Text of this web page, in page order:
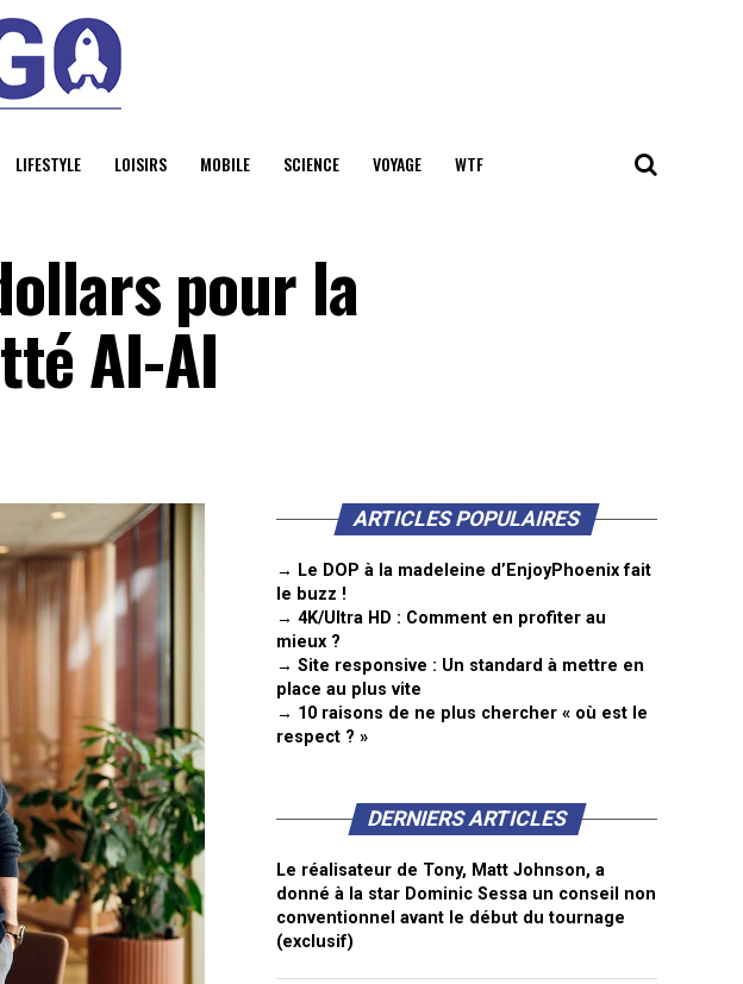
LIFESTYLE LOISIRS MOBILE SCIENCE VOYAGE WTF
pour la
AI-AI
ARTICLES POPULAIRES
→ Le DOP à la madeleine d’EnjoyPhoenix fait
le buzz !
→ 4K/Ultra HD : Comment en profiter au
mieux ?
→ Site responsive : Un standard à mettre en
place au plus vite
→ 10 raisons de ne plus chercher « où est le
respect ? »
DERNIERS ARTICLES
Le réalisateur de Tony, Matt Johnson, a
donné à la star Dominic Sessa un conseil non
conventionnel avant le début du tournage
(exclusif)